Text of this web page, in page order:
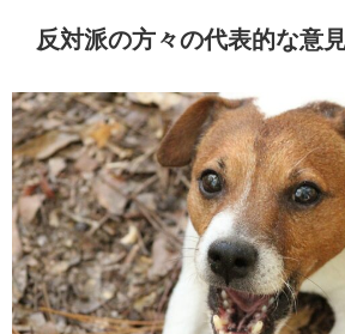
反対派の方々の代表的な意